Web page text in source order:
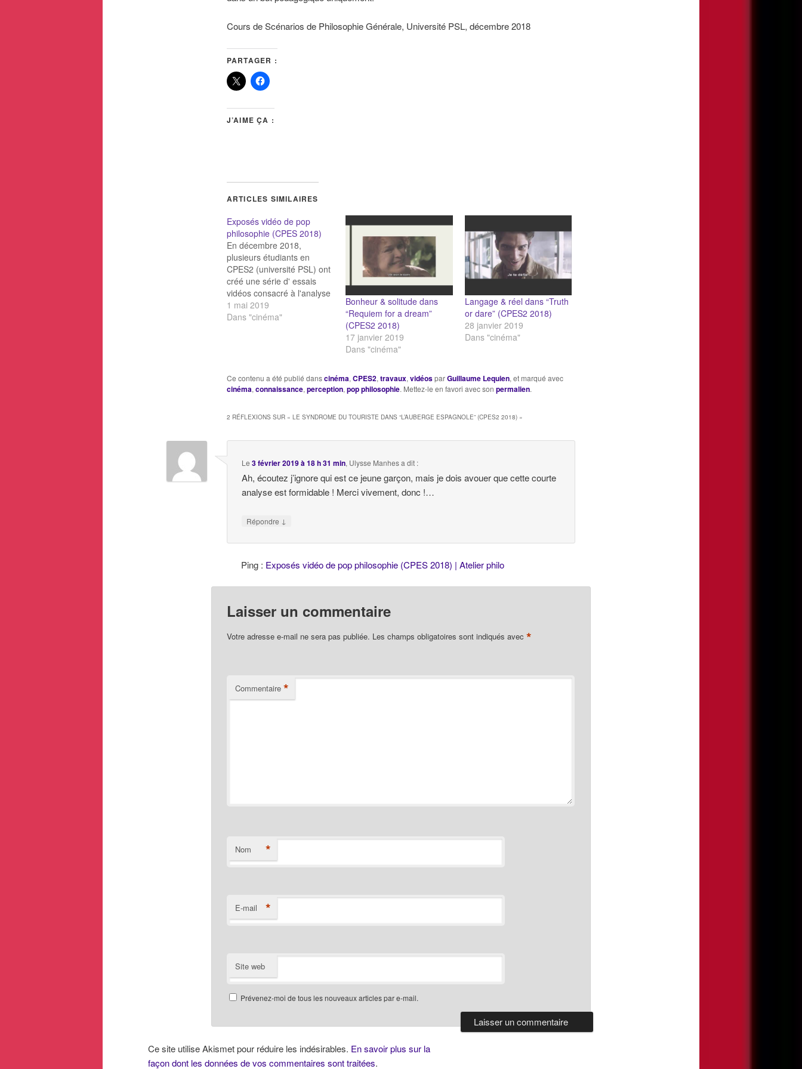
Cours de Scénarios de Philosophie Générale, Université PSL, décembre 2018
PARTAGER :
J’AIME ÇA :
ARTICLES SIMILAIRES
Exposés vidéo de pop
philosophie (CPES 2018)
En décembre 2018,
plusieurs étudiants en
CPES2 (université PSL) ont
créé une série d' essais
vidéos consacré à l'analyse
philosophique de films & de
séries. Le libre arbitre dans
que habito" Bonheur…
1 mai 2019
Dans "cinéma"
Bonheur & solitude dans
“Requiem for a dream”
(CPES2 2018)
17 janvier 2019
Dans "cinéma"
Langage & réel dans “Truth
or dare” (CPES2 2018)
28 janvier 2019
Dans "cinéma"
Ce contenu a été publié danscinéma, CPES2, travaux, vidéosparGuillaume Lequien, et marqué avec
cinéma, connaissance, perception, pop philosophie. Mettez-le en favori avec son permalien.
2 RÉFLEXIONS SUR « LE SYNDROME DU TOURISTE DANS “L’AUBERGE ESPAGNOLE” (CPES2 2018)»
Le3 février 2019 à 18 h 31 min, Ulysse Manhesa dit :
Ah, écoutez j’ignore qui est ce jeune garçon, mais je dois avouer que cette courte
analyse est formidable ! Merci vivement, donc !…
Répondre ↓
Ping : Exposés vidéo de pop philosophie (CPES 2018) | Atelier philo
Laisser un commentaire
Votre adresse e-mail ne sera pas publiée. Les champs obligatoires sont indiqués avec *
Commentaire *
Nom *
E-mail *
Site web
Prévenez-moi de tous les nouveaux articles par e-mail.
Ce site utilise Akismet pour réduire les indésirables. En savoir plus sur la
façon dont les données de vos commentaires sont traitées.